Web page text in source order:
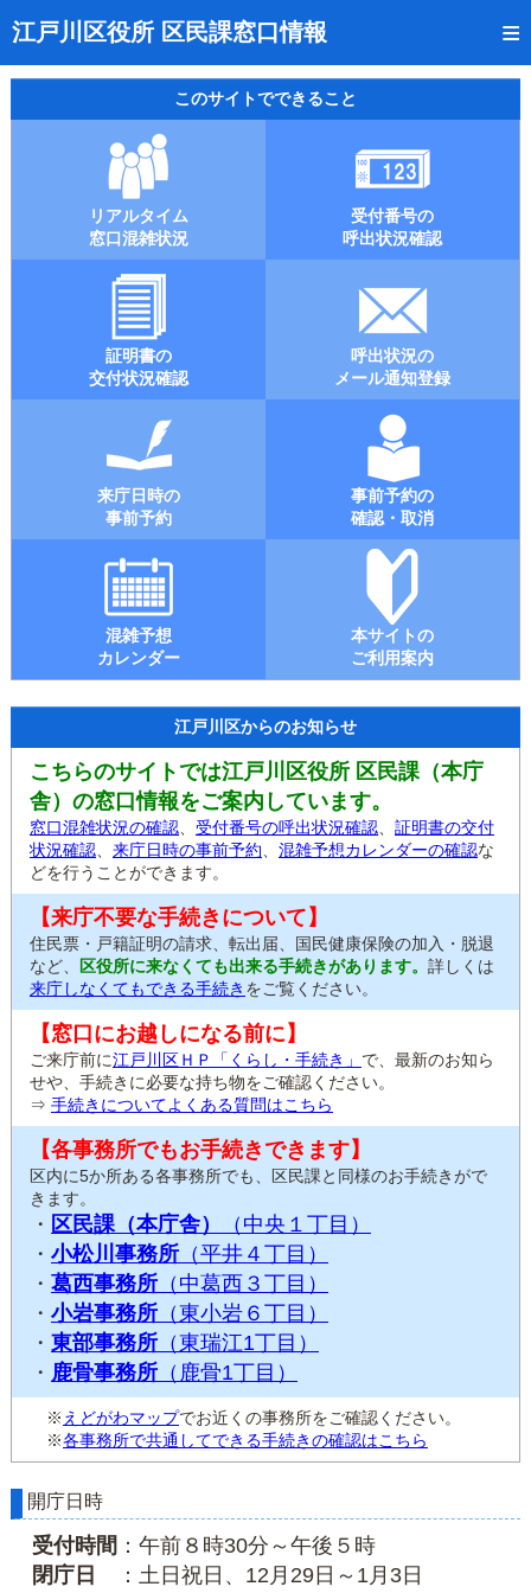
江戸川区役所 区民課窓口情報
トップページ
リアルタイム窓口混雑状況
受付番号の呼出状況確認
証明書の交付状況確認
呼出状況のメール通知登録
来庁日時の事前予約
事前予約の確認・取消
混雑予想カレンダー
本サイトのご利用案内
このサイトでできること
リアルタイム
窓口混雑状況
受付番号の
呼出状況確認
証明書の
交付状況確認
呼出状況の
メール通知登録
来庁日時の
事前予約
事前予約の
確認・取消
混雑予想
カレンダー
本サイトの
ご利用案内
江戸川区からのお知らせ
こちらのサイトでは江戸川区役所 区民課（本庁
舎）の窓口情報をご案内しています。
窓口混雑状況の確認 受付番号の呼出状況確認
証明書の交付
状況確認
来庁日時の事前予約 混雑予想カレンダーの確認な
どを行うことができます。
【来庁不要な手続きについて】
住民票・戸籍証明の請求、転出届、国民健康保険の加入・脱退
など、
区役所に来なくても出来る手続きがあります。 詳しくは
来庁しなくてもできる手続き をご覧ください。
【窓口にお越しになる前に】
ご来庁前に江戸川区ＨＰ「くらし・手続き」 で、最新のお知ら
せや、手続きに必要な持ち物をご確認ください。
⇒ 手続きについてよくある質問はこちら
【各事務所でもお手続きできます】
区内に5か所ある各事務所でも、区民課と同様のお手続きがで
きます。
・ 区民課（本庁舎）
（中央１丁目）
・ 小松川事務所 （平井４丁目）
・ 葛西事務所 （中葛西３丁目）
・ 小岩事務所 （東小岩６丁目）
・ 東部事務所 （東瑞江1丁目）
・ 鹿骨事務所 （鹿骨1丁目）
※ えどがわマップでお近くの事務所をご確認ください。
※各事務所で共通してできる手続きの確認はこちら
開庁日時
受付時間 ：午前８時30分～午後５時
閉庁日
：土日祝日、12月29日～1月3日